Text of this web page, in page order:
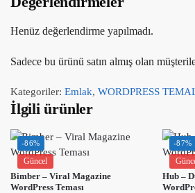
Henüz değerlendirme yapılmadı.
Sadece bu ürünü satın almış olan
Kategoriler: Emlak, WORDPRESS
İlgili ürünler
-86%
Güncel
Bimber – Viral Magazine
WordPress Teması
-87%
Hub –